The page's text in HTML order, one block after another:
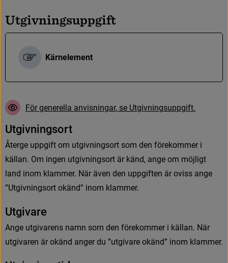
Utgivningsuppgift
Kärnelement
För generella anvisningar, se Utgivningsuppgift.
Utgivningsort
Återge uppgift om utgivningsort som den förekommer i
källan. Om ingen utgivningsort är känd, ange om möjligt
land inom klammer. När även den uppgiften är oviss ange
”Utgivningsort okänd” inom klammer.
Utgivare
Ange utgivarens namn som den förekommer i källan. När
utgivaren är okänd anger du ”utgivare okänd” inom klammer.